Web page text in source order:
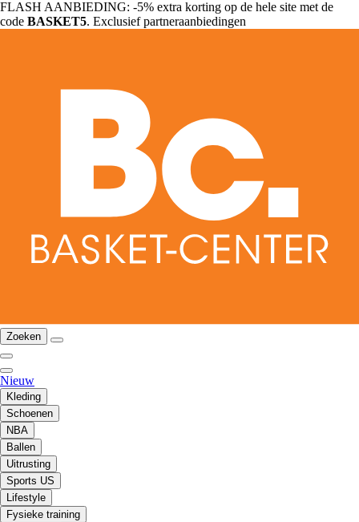
FLASH AANBIEDING: -5% extra korting op de hele site met de
code BASKET5. Exclusief partneraanbiedingen
Zoeken
Nieuw
Kleding
Schoenen
NBA
Ballen
Uitrusting
Sports US
Lifestyle
Fysieke training